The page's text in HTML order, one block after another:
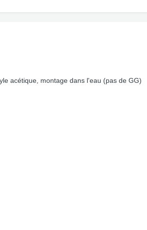
acétique, montage dans l'eau (pas de GG)